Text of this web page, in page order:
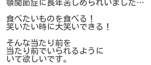
顎関節症に長年苦しめられいました…
食べたいものを食べる！
笑いたい時に大笑いできる！
そんな当たり前を
当たり前でいられるように
いて欲しいです。